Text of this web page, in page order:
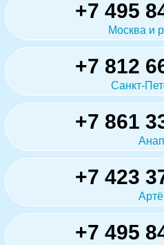
+7 495
Москва и
+7 812
Санкт-
+7 861
+7 423
+7 495